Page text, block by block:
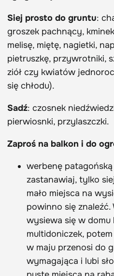
Siej prosto do gruntu:
groszek pachnący,
melisę, miętę, nagietki,
pietruszkę, przywrotniki,
ziół czy kwiatów
się chłodu).
Sadź: czosnek
pierwiosnki, przylaszczki.
Zaproś na balkon i do
werbenę
zastanawiaj, tylko
mało miejsca na
powinno się
wysiewa się w domu
multidoniczek,
w maju przenosi do
wymagająca i lubi